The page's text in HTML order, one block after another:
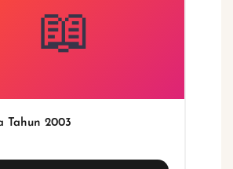
📖
Tahun 2003